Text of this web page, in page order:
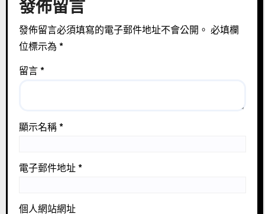
發佈留言
發佈留言必須填寫的電子郵件地址不會公開。 必填欄
位標示為 *
留言 *
顯示名稱 *
電子郵件地址 *
個人網站網址